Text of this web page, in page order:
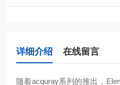
详细介绍 在线留言
随着acquray系列的推出，